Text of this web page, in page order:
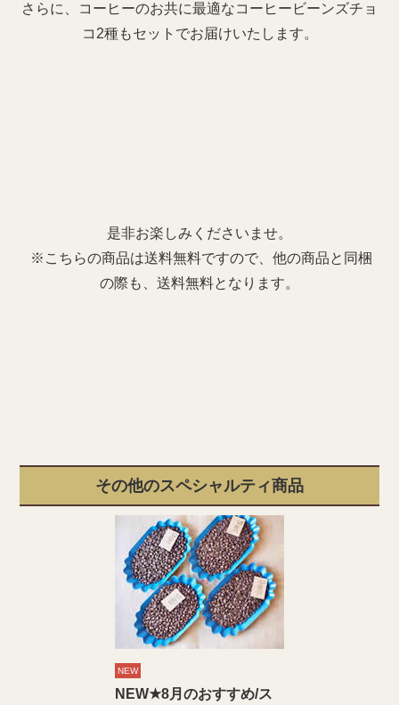
さらに、コーヒーのお共に最適なコーヒービーンズチョ
コ2種もセットでお届けいたします。
是非お楽しみくださいませ。
※こちらの商品は送料無料ですので、他の商品と同梱
の際も、送料無料となります。
その他のスペシャルティ商品
NEW
NEW★8月のおすすめ/ス